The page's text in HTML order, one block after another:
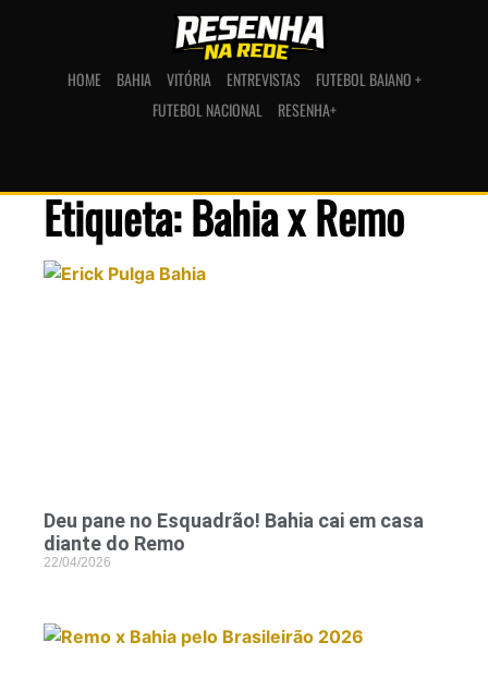
HOME BAHIA VITÓRIA ENTREVISTAS
FUTEBOL BAIANO +
FUTEBOL NACIONAL
RESENHA+
Etiqueta: Bahia x Remo
Deu pane no Esquadrão! Bahia cai em casa
diante do Remo
22/04/2026